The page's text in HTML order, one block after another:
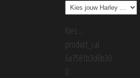
Kies ...
product_cat
6a7581b3d6b30
0